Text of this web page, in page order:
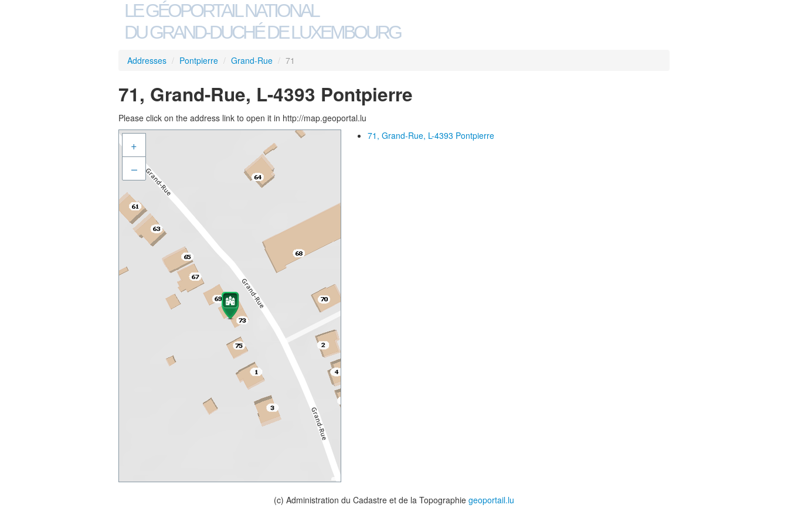
LE GÉOPORTAIL NATIONAL
DU GRAND-DUCHÉ DE LUXEMBOURG
Addresses / Pontpierre / Grand-Rue / 71
71, Grand-Rue, L-4393 Pontpierre
Please click on the address link to open it in http://map.geoportal.lu
+
–
71, Grand-Rue, L-4393 Pontpierre
(c) Administration du Cadastre et de la Topographie geoportail.lu